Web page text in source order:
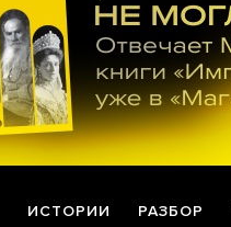
ИСТОРИИ РАЗБОР